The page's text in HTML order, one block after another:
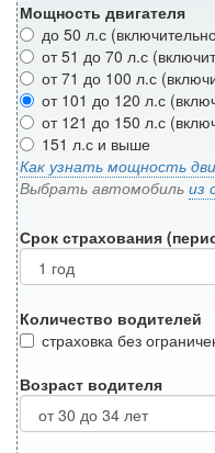
Мощность двигателя
до 50 л.с
от 51 до 70 л.с
от 71 до 100 л.с
от 101 до 120 л.с
от 121 до 150 л.с
151 л.с и выше
Как узнать мощность
Выбрать автомобиль из
Срок страхования
Количество водителей
страховка без
Возраст водителя